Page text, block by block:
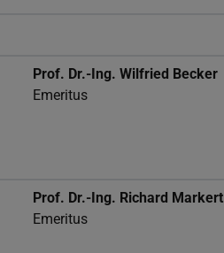
Prof. Dr.-Ing. Wilfried Becker
Emeritus
Prof. Dr.-Ing. Richard Markert
Emeritus